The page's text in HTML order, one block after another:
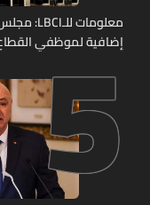
إضافية لموظفي
5